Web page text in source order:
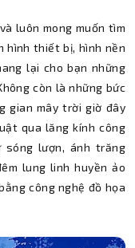
luôn mong muốn tìm
hình thiết bị, hình nền
lại cho bạn những
còn là những bức
gian mây trời giờ đây
qua lăng kính công
sóng lượn, ánh trăng
lung linh huyền ảo
công nghệ đồ họa